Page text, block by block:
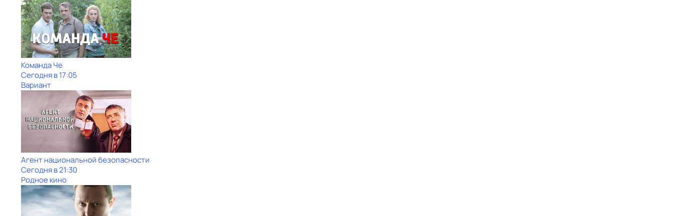
Команда Че
Сегодня в 17:05
Вариант
Агент национальной безопасности
Сегодня в 21:30
Родное кино